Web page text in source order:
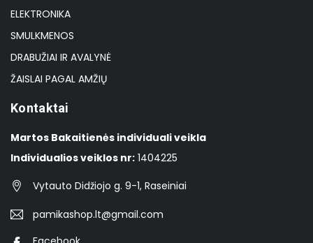
ELEKTRONIKA
SMULKMENOS
DRABUŽIAI IR AVALYNĖ
ŽAISLAI PAGAL AMŽIŲ
Kontaktai
Martos Bakaitienės individuali veikla
Individualios veiklos nr: 1404225
Vytauto Didžiojo g. 9-1, Raseiniai
pamikashop.lt@gmail.com